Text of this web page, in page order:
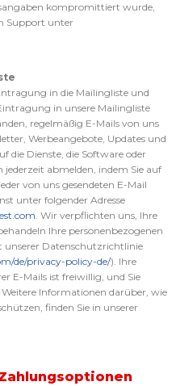
kompromittiert wurde,
Support unter
in die Mailingliste und
in unsere Mailingliste
regelmäßig E-Mails von uns
Werbeangebote, Updates und
die Dienste, die Software oder
jederzeit abmelden, indem Sie auf
von uns gesendeten E-Mail
unter folgender Adresse
. Wir verpflichten uns, Ihre
Ihre personenbezogenen
Datenschutzrichtlinie
de/privacy-policy-de/). Ihre
E-Mails ist freiwillig, und Sie
Informationen darüber, wie
finden Sie in unserer